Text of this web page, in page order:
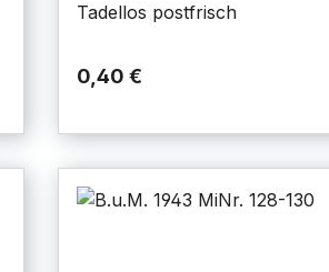
Tadellos postfrisch
0,40 €